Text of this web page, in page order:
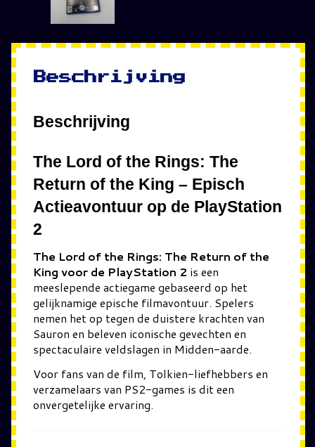
Beschrijving
Beschrijving
The Lord of the Rings: The
Return of the King – Episch
Actieavontuur op de PlayStation
2
The Lord of the Rings: The Return of the
King voor de PlayStation 2 is een
meeslepende actiegame gebaseerd op het
gelijknamige epische filmavontuur. Spelers
nemen het op tegen de duistere krachten van
Sauron en beleven iconische gevechten en
spectaculaire veldslagen in Midden-aarde.
Voor fans van de film, Tolkien-liefhebbers en
verzamelaars van PS2-games is dit een
onvergetelijke ervaring.